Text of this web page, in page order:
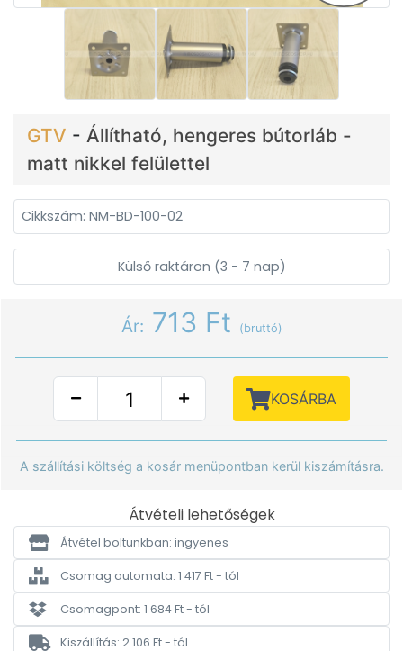
GTV - Állítható, hengeres bútorláb -
matt nikkel felülettel
Cikkszám: NM-BD-100-02
Külső raktáron (3 - 7 nap)
Ár: 713 Ft (bruttó)
KOSÁRBA
A szállítási költség a kosár menüpontban kerül kiszámításra.
Átvételi lehetőségek
Átvétel boltunkban: ingyenes
Csomag automata: 1 417 Ft - tól
Csomagpont: 1 684 Ft - tól
Kiszállítás: 2 106 Ft - tól